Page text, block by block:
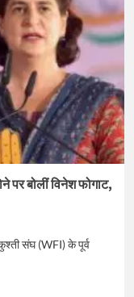
पर बोलीं विनेश फोगाट,
संघ (WFI) के पूर्व